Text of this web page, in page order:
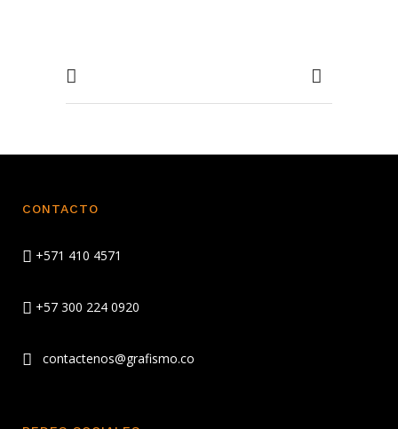
CONTACTO
+571 410 4571
+57 300 224 0920
contactenos@grafismo.co